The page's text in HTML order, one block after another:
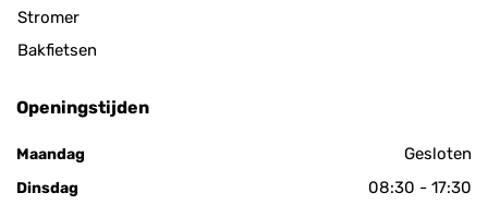
Stromer
Bakfietsen
Openingstijden
Maandag Gesloten
Dinsdag 08:30 - 17:30